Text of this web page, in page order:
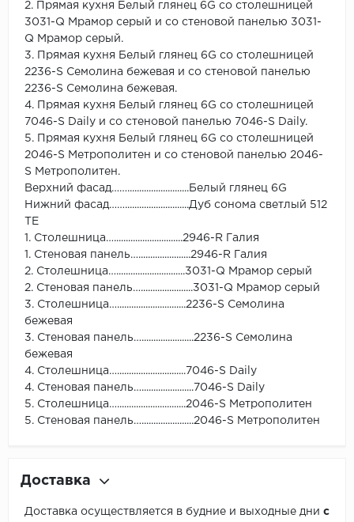
2. Прямая кухня Белый глянец 6G со столешницей
3031-Q Мрамор серый и со стеновой панелью 3031-
Q Мрамор серый.
3. Прямая кухня Белый глянец 6G со столешницей
2236-S Семолина бежевая и со стеновой панелью
2236-S Семолина бежевая.
4. Прямая кухня Белый глянец 6G со столешницей
7046-S Daily и со стеновой панелью 7046-S Daily.
5. Прямая кухня Белый глянец 6G со столешницей
2046-S Метрополитен и со стеновой панелью 2046-
S Метрополитен.
Верхний фасад……..........................Белый глянец 6G
Нижний фасад……...........................Дуб сонома светлый 512
ТЕ
1. Столешница….............................2946-R Галия
1. Стеновая панель…......................2946-R Галия
2. Столешница….............................3031-Q Мрамор серый
2. Стеновая панель…......................3031-Q Мрамор серый
3. Столешница….............................2236-S Семолина
бежевая
3. Стеновая панель…......................2236-S Семолина
бежевая
4. Столешница….............................7046-S Daily
4. Стеновая панель…......................7046-S Daily
5. Столешница….............................2046-S Метрополитен
5. Стеновая панель…......................2046-S Метрополитен
Доставка
Доставка осуществляется в будние и выходные дни с